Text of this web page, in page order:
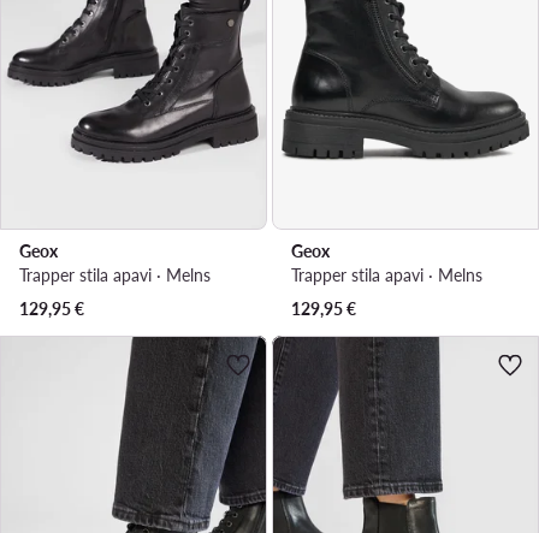
Geox
Trapper stila apavi · Melns
129,95€
Geox
Trapper stila apavi · Melns
129,95€